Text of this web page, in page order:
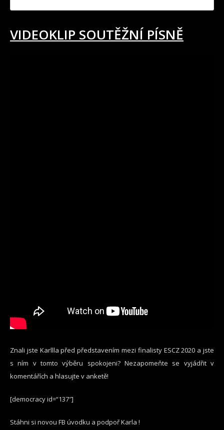
VIDEOKLIP SOUTĚŽNÍ PÍSNĚ
Znali jste Karllla před představením mezi finalisty ESCZ 2020 a jste
s ním v tomto výběru spokojeni? Nezapomeňte se vyjádřit v
komentářích a hlasujte v anketě!
[democracy id=“137″]
Stáhni si novou FB úvodku a podpoř Karla !